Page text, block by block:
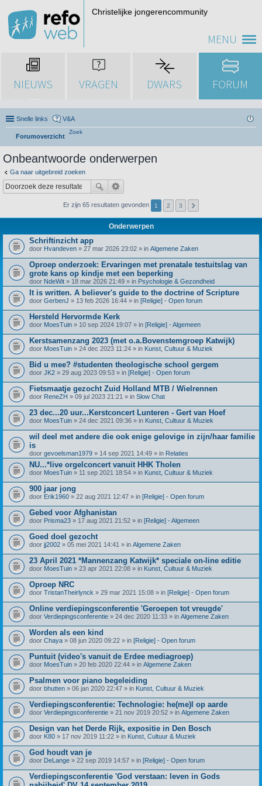
MENU
Christelijke jongerencommunity
NIEUWS VRAGEN DWARS FORUM
Snelle links V&A
Forumoverzicht
Zoek
Onbeantwoorde onderwerpen
Ga naar uitgebreid zoeken
Er zijn 65 resultaten gevonden 1 2 3
Onderwerpen
Schriftinzicht app
door Hvandeven » 27 mar 2026 23:02 » in Algemene Zaken
Oproep onderzoek: Ervaringen met prenatale testuitslag van
grote kans op kindje met een beperking
door NdeWit » 18 mar 2026 21:49 » in Psychologie & Gezondheid
It is written. A believer's guide to the doctrine of Scripture
door GerbenJ » 13 feb 2026 16:44 » in [Religie] - Open forum
Hersteld Hervormde Kerk
door MoesTuin » 10 sep 2024 19:07 » in [Religie] - Algemeen
Kerstsamenzang 2023 (met o.a.Bovenstemgroep Katwijk)
door MoesTuin » 24 dec 2023 11:24 » in Kunst, Cultuur & Muziek
Bid u mee? #studenten theologische school gergem
door JK2 » 29 aug 2023 09:53 » in [Religie] - Open forum
Fietsmaatje gezocht Zuid Holland MTB / Wielrennen
door ReneZH » 09 jul 2023 21:21 » in Slow Chat
23 dec...20 uur...Kerstconcert Lunteren - Gert van Hoef
door MoesTuin » 24 dec 2021 09:36 » in Kunst, Cultuur & Muziek
wil deel met andere die ook enige gelovige in zijn/haar familie
is
door gevoelsman1979 » 14 sep 2021 14:49 » in Relaties
NU...*live orgelconcert vanuit HHK Tholen
door MoesTuin » 11 sep 2021 18:54 » in Kunst, Cultuur & Muziek
900 jaar jong
door Erik1960 » 22 aug 2021 12:47 » in [Religie] - Open forum
Gebed voor Afghanistan
door Prisma23 » 17 aug 2021 21:52 » in [Religie] - Algemeen
Goed doel gezocht
door jj2002 » 05 mei 2021 14:41 » in Algemene Zaken
23 April 2021 *Mannenzang Katwijk* speciale on-line editie
door MoesTuin » 23 apr 2021 22:08 » in Kunst, Cultuur & Muziek
Oproep NRC
door TristanTheirlynck » 29 mar 2021 15:08 » in [Religie] - Open forum
Online verdiepingsconferentie 'Geroepen tot vreugde'
door Verdiepingsconferentie » 24 dec 2020 11:33 » in Algemene Zaken
Worden als een kind
door Chaya » 08 jun 2020 09:22 » in [Religie] - Open forum
Puntuit (video's vanuit de Erdee mediagroep)
door MoesTuin » 20 feb 2020 22:44 » in Algemene Zaken
Psalmen voor piano begeleiding
door bhutten » 06 jan 2020 22:47 » in Kunst, Cultuur & Muziek
Verdiepingsconferentie: Technologie: he(me)l op aarde
door Verdiepingsconferentie » 21 nov 2019 20:52 » in Algemene Zaken
Design van het Derde Rijk, expositie in Den Bosch
door K80 » 17 nov 2019 11:22 » in Kunst, Cultuur & Muziek
God houdt van je
door DeLange » 22 sep 2019 14:57 » in [Religie] - Open forum
Verdiepingsconferentie 'God verstaan: leven in Gods